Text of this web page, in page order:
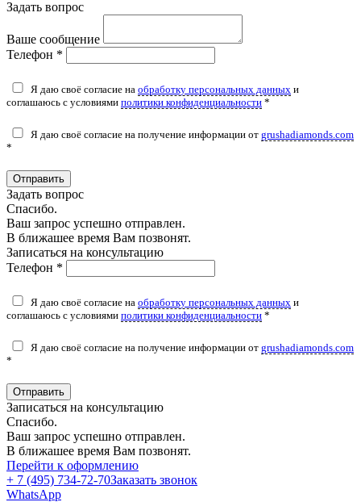
Задать вопрос
Ваше сообщение
Телефон *
Я даю своё согласие на обработку персональных данных и
соглашаюсь с условиями политики конфиденциальности *
Я даю своё согласие на получение информации от grushadiamonds.com
*
Отправить
Задать вопрос
Спасибо.
Ваш запрос успешно отправлен.
В ближашее время Вам позвонят.
Записаться на консультацию
Телефон *
Я даю своё согласие на обработку персональных данных и
соглашаюсь с условиями политики конфиденциальности *
Я даю своё согласие на получение информации от grushadiamonds.com
*
Отправить
Записаться на консультацию
Спасибо.
Ваш запрос успешно отправлен.
В ближашее время Вам позвонят.
Перейти к оформлению
+ 7 (495) 734-72-70Заказать звонок
WhatsApp